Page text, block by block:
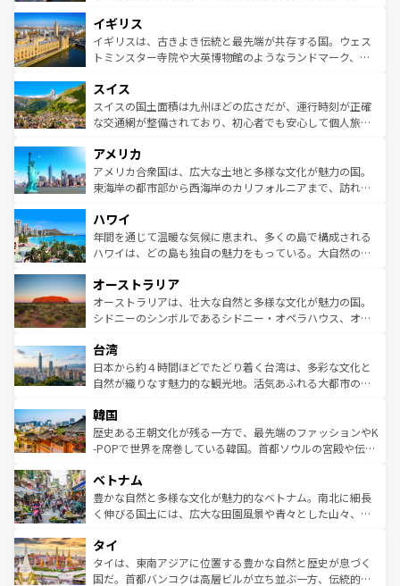
いる。シャンパンの発祥地であるランス、プロヴァンスの
香り高いラベンダー畑など、多彩な楽しみ方が可能だ。さ
らに、パリ以外の地域にも魅力が溢れており、どの街角に
れる地方に足を運ぶとそれぞれで全く異なる文化を体験で
きるだろう。 なお、新着のフランス情報はコンテンツ一覧
を参照してほしい。
顔を持つこの国は、どこを歩いても飽きることがない。ベ
ルリンの文化的活気、バイエルン州のアルプスの絶景、そ
してライン川沿いのワイン畑といった風景は必見。ビール
は、お酒好きな人にはぜひ体験してほしい。 なお、新着の
ドイツ情報はコンテンツ一覧を参照してほしい。
イギリス
イギリスは、古きよき伝統と最先端が共存する国。ウェス
トミンスター寺院や大英博物館のようなランドマーク、歴
リアごとに異なる魅力がある。また、優雅なアフタヌーン
ティー、ビール好きにはたまらない英国パブ、サッカー観
戦など、本場だからこそできる体験も豊富。イギリスを旅
ンツ一覧を参照してほしい。
スイス
スイスの国土面積は九州ほどの広さだが、運行時刻が正確
な交通網が整備されており、初心者でも安心して個人旅行
の建物がそのまま残る町や、スイスならではのユニークな
博物館もあり、アルプス観光だけでなく町歩きも満喫する
ことができる。国民の所得が高いため物価も高いが、旅行
ば市内交通費無料で観光を楽しむこともできる。 なお、新
着のスイス情報はコンテンツ一覧 を参照してほしい。
アメリカ
アメリカ合衆国は、広大な土地と多様な文化が魅力の国。
東海岸の都市部から西海岸のカリフォルニアまで、訪れる
のような巨大都市は、観光、ショッピング、エンターテイ
ンメントが詰まった刺激的なスポットだ。一方、アメリカ
西部には大自然が広がり、グランドキャニオンやイエロー
部のニューオーリンズでは、音楽と美食が融合した独特の
文化が魅力。旅行者はアメリカの各地域で異なる魅力を楽
しみながら、その多様性と豊かな歴史を感じることができ
ならではの贅沢な旅のスタイルだ。 なお、新着のアメリカ
情報はコンテンツ一覧を参照してほしい。
ハワイ
年間を通じて温暖な気候に恵まれ、多くの島で構成される
ハワイは、どの島も独自の魅力をもっている。大自然の神
ワイ島は見逃せない。また、定番の観光地といえばオアフ
島だが、静かな自然を求めるならマウイ島やカウアイ島が
おすすめ。エメラルドグリーンに輝く海をはじめ、豊かな
れるおもてなしの心で訪れる人々を迎えてくれるハワイの
人々、おいしいローカルフードやハワイアンミュージッ
ク、伝統的なフラダンスなど、すべてがハワイの魅力を彩
ワイを、存分に味わってほしい。 なお、新着のハワイ情報
はコンテンツ一覧を参照してほしい。
オーストラリア
オーストラリアは、壮大な自然と多様な文化が魅力の国。
シドニーのシンボルであるシドニー・オペラハウス、オー
リアリーフや大陸中央部にそびえるウルル（エアーズロッ
ク）、タスマニアの美しい原生林やケアンズの熱帯雨林な
ど、見どころがたくさん。また、カフェやワイン、オージ
いる。アクティビティも充実しており、サーフィンやダイ
ビング、ハイキングなど、アウトドア好きにはたまらな
い。オーストラリアの多彩な魅力を存分に味わいつくそ
参照してほしい。
台湾
日本から約４時間ほどでたどり着く台湾は、多彩な文化と
自然が織りなす魅力的な観光地。活気あふれる大都市の台
ン）、静ひつな山岳地帯である台湾東部など、都市の喧騒
と山間の静けさが共存しており、訪れる人に新しい発見と
驚きをもたらしてくれる。また、奥深い台湾の食文化も魅
容にもいいと評判のスイーツなど、バラエティ豊かな料理
が味わえる。 なお、新着の台湾情報は コンテンツ一覧を参
照してほしい。
韓国
歴史ある王朝文化が残る一方で、最先端のファッションやK
-POPで世界を席巻している韓国。首都ソウルの宮殿や伝統
き、地方に足を延ばせば四季折々の自然美を楽しむことが
できる。そして、キムチや焼肉、絶品のストリートフード
まで、さまざまな韓国料理が待っている。夜には、韓国な
リティに包まれながら、韓国の多彩な魅力を心ゆくまで味
わってみてほしい。 なお、新着の韓国情報はコンテンツ一
覧を参照してほしい。
ベトナム
豊かな自然と多様な文化が魅力的なベトナム。南北に細長
く伸びる国土には、広大な田園風景や青々とした山々、世
急速な発展と共に伝統が息づく。ハノイの古い町並みやホ
ーチミン市のフランス統治時代の建物も、独特の雰囲気を
醸し出している。また、バラエティの豊かさとおいしさで
タイ
タイは、東南アジアに位置する豊かな自然と歴史が息づく
国だ。首都バンコクは高層ビルが立ち並ぶ一方、伝統的な